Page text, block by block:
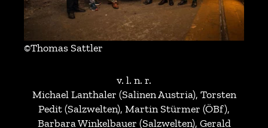
©Thomas Sattler
v. l. n. r.
Michael Lanthaler (Salinen Austria), Torsten
Pedit (Salzwelten), Martin Stürmer (ÖBf),
Barbara Winkelbauer (Salzwelten), Gerald